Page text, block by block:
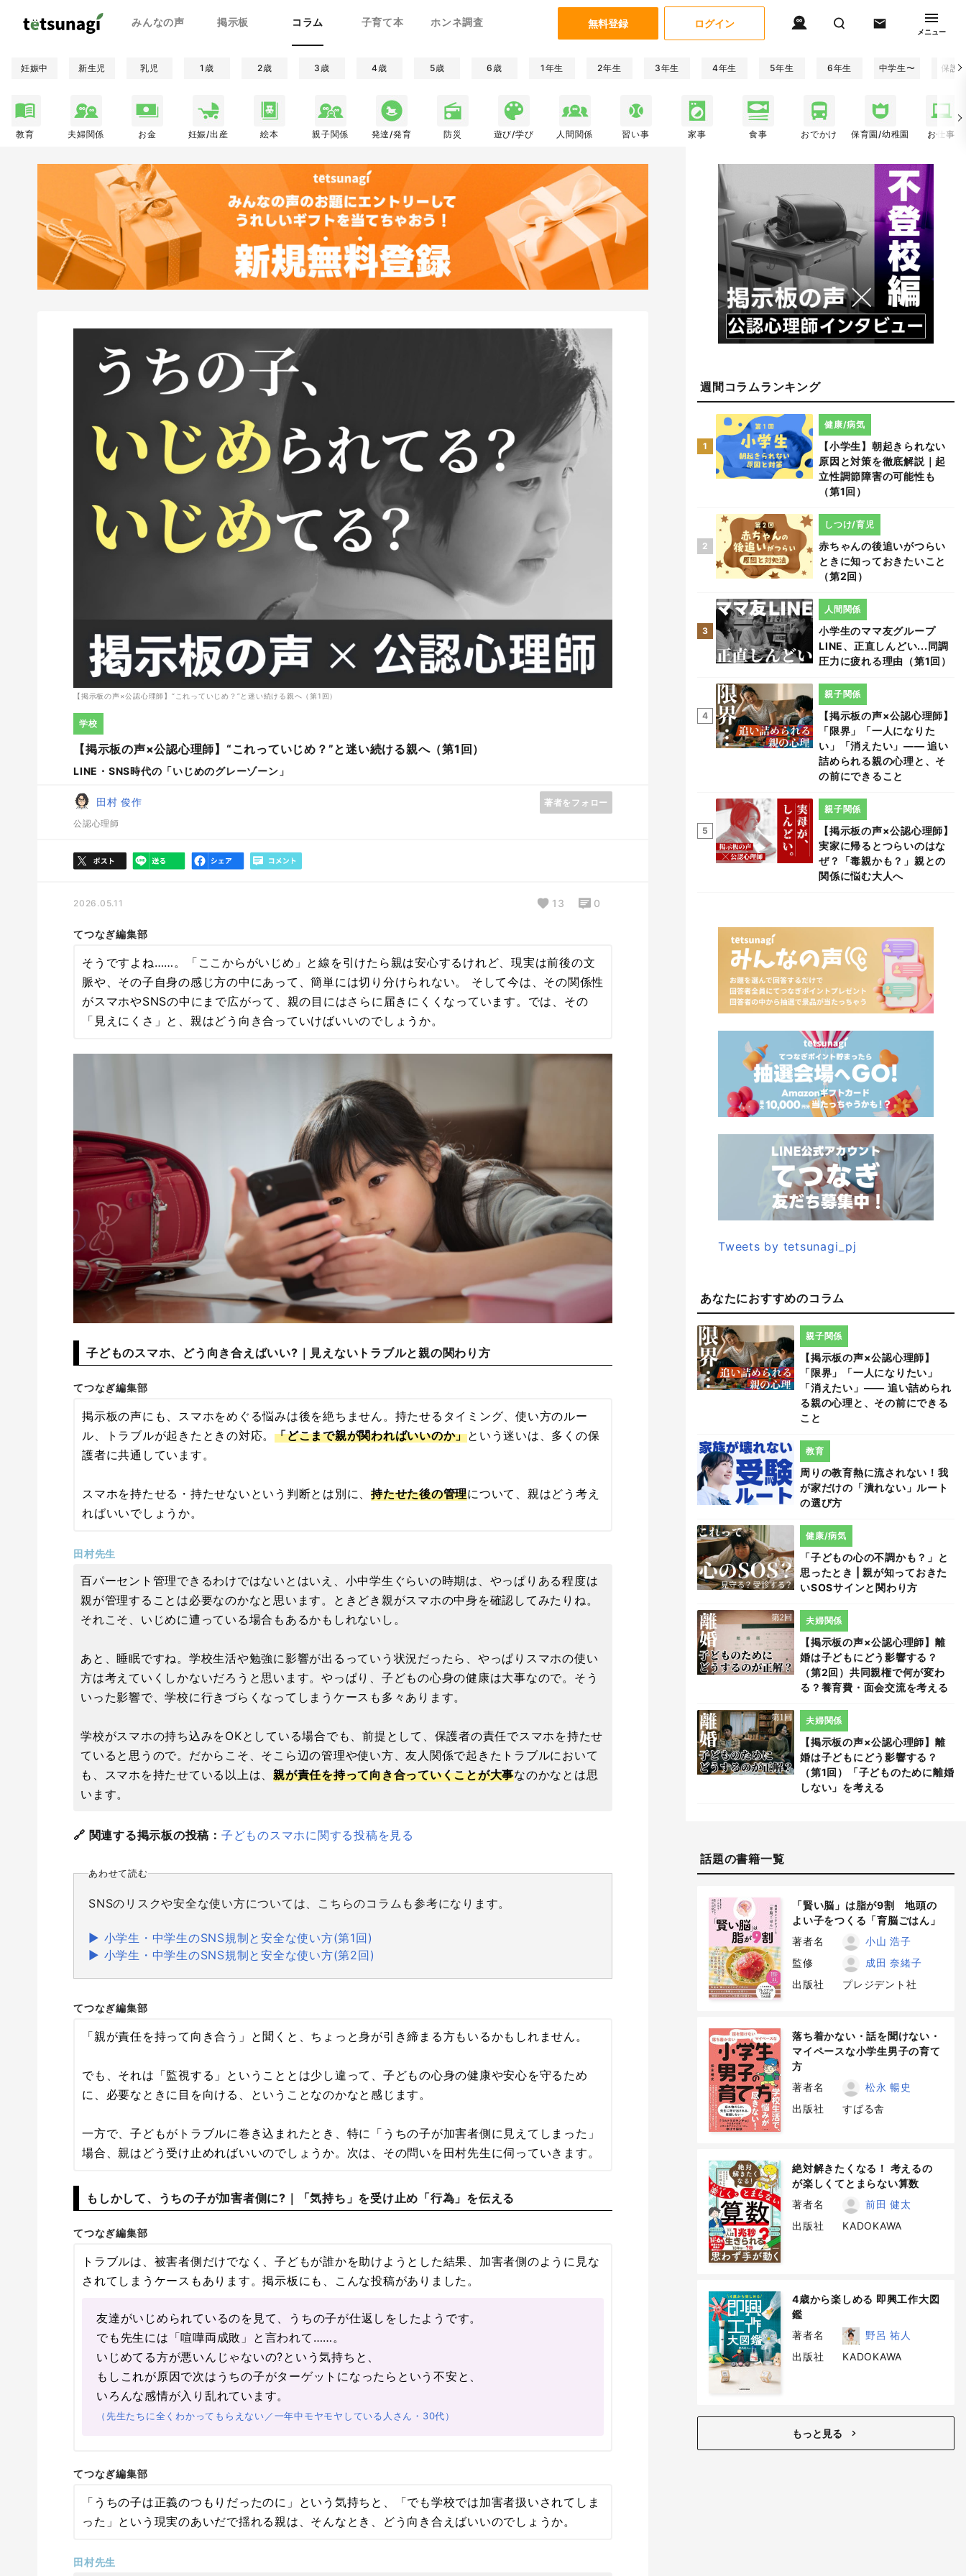
みんなの声 掲示板 コラム 子育て本 ホンネ調査 無料登録 ログイン
メニュー
妊娠中 新生児 乳児 1歳 2歳 3歳 4歳 5歳 6歳 1年生 2年生 3年生 4年生 5年生 6年生 中学生〜 保護
教育 夫婦関係 お金 妊娠/出産 絵本 親子関係 発達/発育 防災 遊び/学び 人間関係 習い事 家事 食事 おでかけ 保育園/幼稚園 お仕事
【掲示板の声×公認心理師】“これっていじめ？”と迷い続ける親へ（第1回）
LINE・SNS時代の「いじめのグレーゾーン」
学校
田村 俊作
著者をフォロー
公認心理師
【掲示板の声×公認心理師】“これっていじめ？”と迷い続ける親へ（第1回）
2026.05.11 13 0
てつなぎ編集部
そうですよね……。「ここからがいじめ」と線を引けたら親は安心するけれど、現実は前後の文
脈や、その子自身の感じ方の中にあって、簡単には切り分けられない。 そして今は、その関係性
がスマホやSNSの中にまで広がって、親の目にはさらに届きにくくなっています。では、その
「見えにくさ」と、親はどう向き合っていけばいいのでしょうか。
子どものスマホ、どう向き合えばいい?｜見えないトラブルと親の関わり方
てつなぎ編集部
掲示板の声にも、スマホをめぐる悩みは後を絶ちません。持たせるタイミング、使い方のルー
ル、トラブルが起きたときの対応。 「どこまで親が関わればいいのか」という迷いは、多くの保
護者に共通しています。
スマホを持たせる・持たせないという判断とは別に、 持たせた後の管理について、親はどう考え
ればいいでしょうか。
田村先生
百パーセント管理できるわけではないとはいえ、小中学生ぐらいの時期は、やっぱりある程度は
親が管理することは必要なのかなと思います。ときどき親がスマホの中身を確認してみたりね。
それこそ、いじめに遭っている場合もあるかもしれないし。
あと、睡眠ですね。学校生活や勉強に影響が出るっていう状況だったら、やっぱりスマホの使い
方は考えていくしかないだろうと思います。やっぱり、子どもの心身の健康は大事なので。そう
いった影響で、学校に行きづらくなってしまうケースも多々あります。
学校がスマホの持ち込みをOKとしている場合でも、前提として、保護者の責任でスマホを持たせ
ていると思うので。だからこそ、そこら辺の管理や使い方、友人関係で起きたトラブルにおいて
も、スマホを持たせている以上は、 親が責任を持って向き合っていくことが大事なのかなとは思
います。
🔗 関連する掲示板の投稿： 子どものスマホに関する投稿を見る
あわせて読む
SNSのリスクや安全な使い方については、こちらのコラムも参考になります。
▶︎ 小学生・中学生のSNS規制と安全な使い方(第1回)
▶︎ 小学生・中学生のSNS規制と安全な使い方(第2回)
てつなぎ編集部
「親が責任を持って向き合う」と聞くと、ちょっと身が引き締まる方もいるかもしれません。
でも、それは「監視する」ということとは少し違って、子どもの心身の健康や安心を守るため
に、必要なときに目を向ける、ということなのかなと感じます。
一方で、子どもがトラブルに巻き込まれたとき、特に「うちの子が加害者側に見えてしまった」
場合、親はどう受け止めればいいのでしょうか。次は、その問いを田村先生に伺っていきます。
もしかして、うちの子が加害者側に?｜「気持ち」を受け止め「行為」を伝える
てつなぎ編集部
トラブルは、被害者側だけでなく、子どもが誰かを助けようとした結果、加害者側のように見な
されてしまうケースもあります。掲示板にも、こんな投稿がありました。
友達がいじめられているのを見て、うちの子が仕返しをしたようです。
でも先生には「喧嘩両成敗」と言われて……。
いじめてる方が悪いんじゃないの?という気持ちと、
もしこれが原因で次はうちの子がターゲットになったらという不安と、
いろんな感情が入り乱れています。
（先生たちに全くわかってもらえない／一年中モヤモヤしている人さん・30代）
てつなぎ編集部
「うちの子は正義のつもりだったのに」という気持ちと、「でも学校では加害者扱いされてしま
った」という現実のあいだで揺れる親は、そんなとき、どう向き合えばいいのでしょうか。
田村先生
週間コラムランキング
1
【小学生】朝起きられない
原因と対策を徹底解説｜起
立性調節障害の可能性も
（第1回）
健康/病気
2
赤ちゃんの後追いがつらい
ときに知っておきたいこと
（第2回）
しつけ/育児
3
小学生のママ友グループ
LINE、正直しんどい...同調
圧力に疲れる理由（第1回）
人間関係
4
【掲示板の声×公認心理師】
「限界」「一人になりた
い」「消えたい」―― 追い
詰められる親の心理と、そ
の前にできること
親子関係
5
【掲示板の声×公認心理師】
実家に帰るとつらいのはな
ぜ？「毒親かも？」親との
関係に悩む大人へ
親子関係
Tweets by tetsunagi_pj
あなたにおすすめのコラム
【掲示板の声×公認心理師】
「限界」「一人になりたい」
「消えたい」―― 追い詰められ
る親の心理と、その前にできる
こと
親子関係
周りの教育熱に流されない！我
が家だけの「潰れない」ルート
の選び方
教育
「子どもの心の不調かも？」と
思ったとき | 親が知っておきた
いSOSサインと関わり方
健康/病気
【掲示板の声×公認心理師】離
婚は子どもにどう影響する？
（第2回）共同親権で何が変わ
る？養育費・面会交流を考える
夫婦関係
【掲示板の声×公認心理師】離
婚は子どもにどう影響する？
（第1回）「子どものために離婚
しない」を考える
夫婦関係
話題の書籍一覧
「賢い脳」は脂が9割 地頭の
よい子をつくる「育脳ごはん」
著者名
小山 浩子
監修
成田 奈緒子
出版社
プレジデント社
落ち着かない・話を聞けない・
マイペースな小学生男子の育て
方
著者名
松永 暢史
出版社
すばる舎
絶対解きたくなる！ 考えるの
が楽しくてとまらない算数
著者名
前田 健太
出版社
KADOKAWA
4歳から楽しめる 即興工作大図
鑑
著者名
野呂 祐人
出版社
KADOKAWA
もっと見る